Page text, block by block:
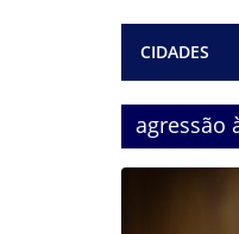
CIDADES
agressão